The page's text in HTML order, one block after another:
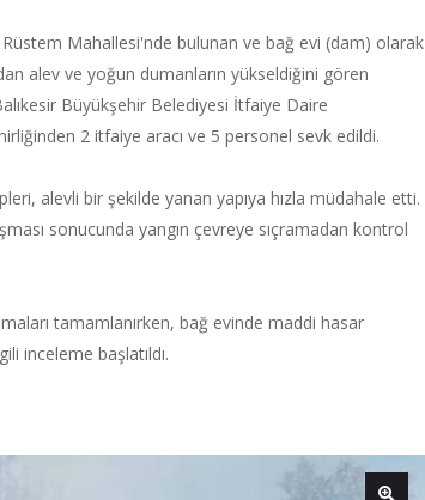
Mahallesi'nde bulunan ve bağ evi (dam) olarak
alev ve yoğun dumanların yükseldiğini gören
Büyükşehir Belediyesi İtfaiye Daire
2 itfaiye aracı ve 5 personel sevk edildi.
alevli bir şekilde yanan yapıya hızla müdahale etti.
sonucunda yangın çevreye sıçramadan kontrol
tamamlanırken, bağ evinde maddi hasar
inceleme başlatıldı.